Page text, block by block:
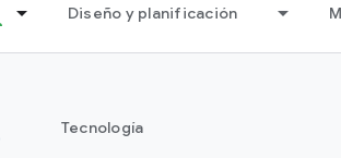
Diseño y planificación
Tecnología